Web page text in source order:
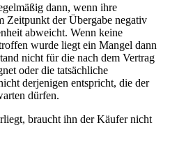
dann, wenn ihre
Zeitpunkt der Übergabe negativ
abweicht. Wenn keine
wurde liegt ein Mangel dann
nicht für die nach dem Vertrag
oder die tatsächliche
derjenigen entspricht, die der
dürfen.
braucht ihn der Käufer nicht